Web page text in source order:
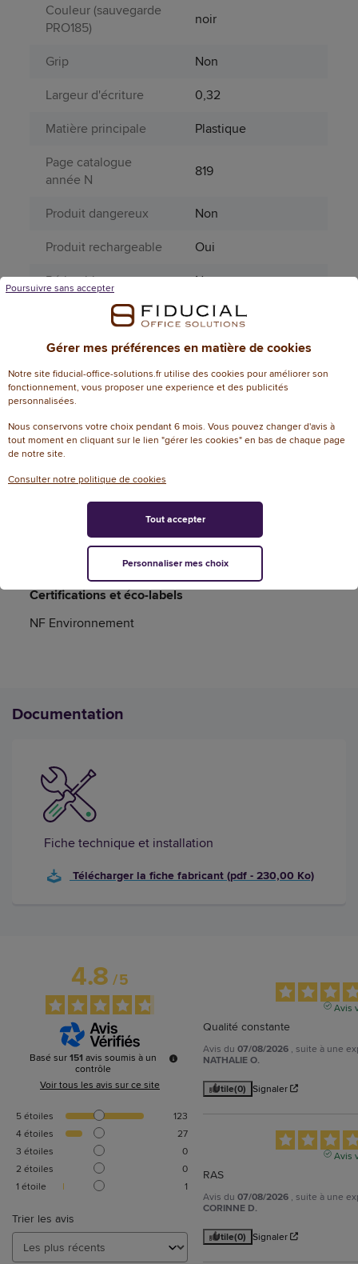
Couleur (sauvegarde
PRO185)
noir
Grip
Non
Largeur d'écriture
0,32
Matière principale
Plastique
Page catalogue
année N
819
Produit dangereux
Non
Produit rechargeable
Oui
Périssable
Non
Moyen
Informations environnementales
% de recyclable
100
Contenu recyclable
Normes et labels
nf_environnement
Note
Oui
Certifications et éco-labels
NF Environnement
Documentation
Fiche technique et installation
Télécharger la fiche fabricant (pdf - 230,00 Ko)
4.8/5
Basé sur151 avis soumis à un
contrôle
Voir tous les avis sur ce site
5étoiles
123
4étoiles
27
3 étoiles
0
2 étoiles
0
1 étoile 1
Trier les avis
Avis
Qualité constante
Avis du07/08/2026 , suite à une
NATHALIE O.
Utile(0) Signaler
Avis
RAS
Avis du07/08/2026 , suite à une
CORINNE D.
Utile(0) Signaler
Gérer mes préférences en matière de cookies
Notre site fiducial-office-solutions.fr utilise des cookies pour améliorer son
fonctionnement, vous proposer une experience et des publicités
personnalisées.
Nous conservons votre choix pendant 6 mois. Vous pouvez changer d'avis à
tout moment en cliquant sur le lien "gérer les cookies" en bas de chaque page
de notre site.
Consulter notre politique de cookies
Poursuivre sans accepter
Personnaliser mes choix
Tout accepter